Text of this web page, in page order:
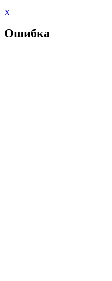
X
Ошибка